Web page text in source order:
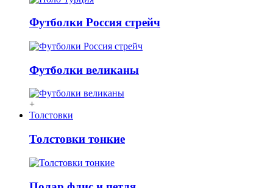
Футболки Россия стрейч
Футболки великаны
+
Толстовки
Толстовки тонкие